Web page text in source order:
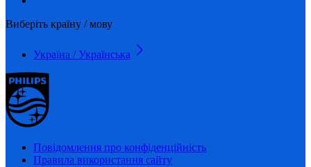
Виберіть країну / мову
Україна / Українська
Повідомлення про конфіденційність
Правила використання сайту